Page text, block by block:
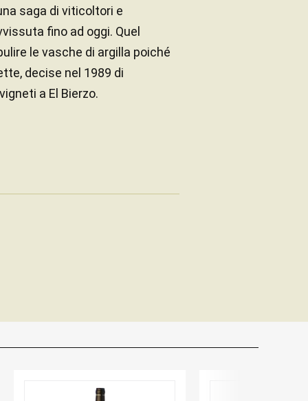
saga di viticoltori e
fino ad oggi. Quel
le vasche di argilla poiché
decise nel 1989 di
a El Bierzo.